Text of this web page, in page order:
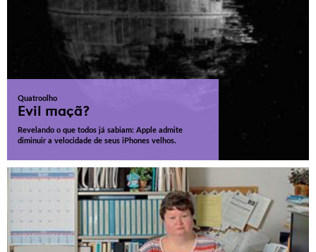
Quatroolho
Evil maçã?
Revelando o que todos já sabiam: Apple admite
diminuir a velocidade de seus iPhones velhos.